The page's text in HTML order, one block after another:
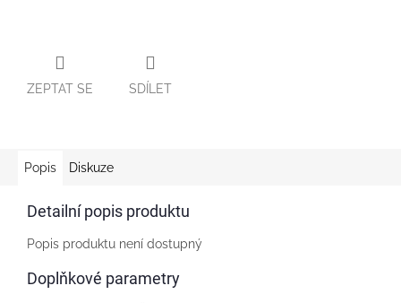
ZEPTAT SE SDÍLET
Popis Diskuze
Detailní popis produktu
Popis produktu není dostupný
Doplňkové parametry